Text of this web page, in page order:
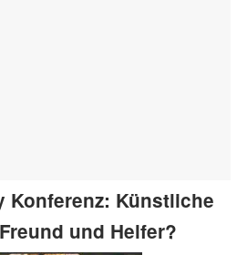
Konferenz: Künstliche
und Helfer?